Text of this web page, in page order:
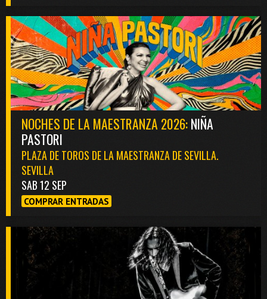
NOCHES DE LA MAESTRANZA 2026:NIÑA
PASTORI
PLAZA DE TOROS DE LA MAESTRANZA DE SEVILLA.
SEVILLA
SAB 12 SEP
COMPRAR ENTRADAS